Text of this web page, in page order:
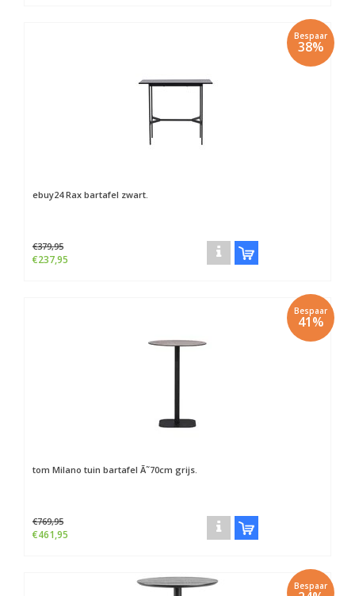
Bespaar
38%
ebuy24Rax bartafel zwart.
€379,95
€237,95
Bespaar
41%
tom Milano tuin bartafel Ã˜70cm grijs.
€769,95
€461,95
Bespaar